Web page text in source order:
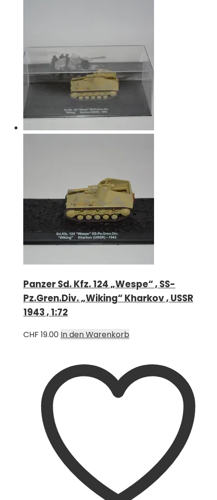
Panzer Sd. Kfz. 124 „Wespe“ , SS-
Pz.Gren.Div. „Wiking“ Kharkov , USSR
1943 , 1:72
CHF 19.00 In den Warenkorb